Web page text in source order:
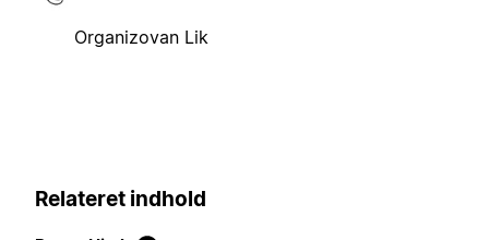
Organizovan Lik
Relateret indhold